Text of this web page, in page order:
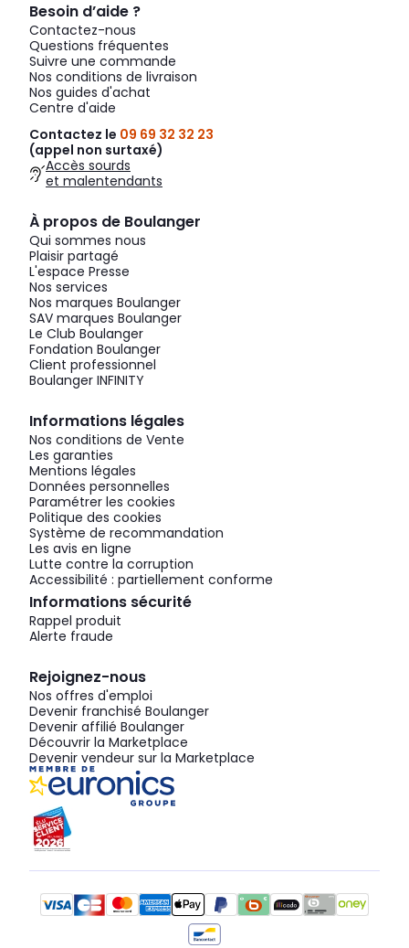
Besoin d’aide ?
Contactez-nous
Questions fréquentes
Suivre une commande
Nos conditions de livraison
Nos guides d'achat
Centre d'aide
Contactez le 09 69 32 32 23
(appel non surtaxé)
Accès sourds
et malentendants
À propos de Boulanger
Qui sommes nous
Plaisir partagé
L'espace Presse
Nos services
Nos marques Boulanger
SAV marques Boulanger
Le Club Boulanger
Fondation Boulanger
Client professionnel
Boulanger INFINITY
Informations légales
Nos conditions de Vente
Les garanties
Mentions légales
Données personnelles
Paramétrer les cookies
Politique des cookies
Système de recommandation
Les avis en ligne
Lutte contre la corruption
Accessibilité : partiellement conforme
Informations sécurité
Rappel produit
Alerte fraude
Rejoignez-nous
Nos offres d'emploi
Devenir franchisé Boulanger
Devenir affilié Boulanger
Découvrir la Marketplace
Devenir vendeur sur la Marketplace